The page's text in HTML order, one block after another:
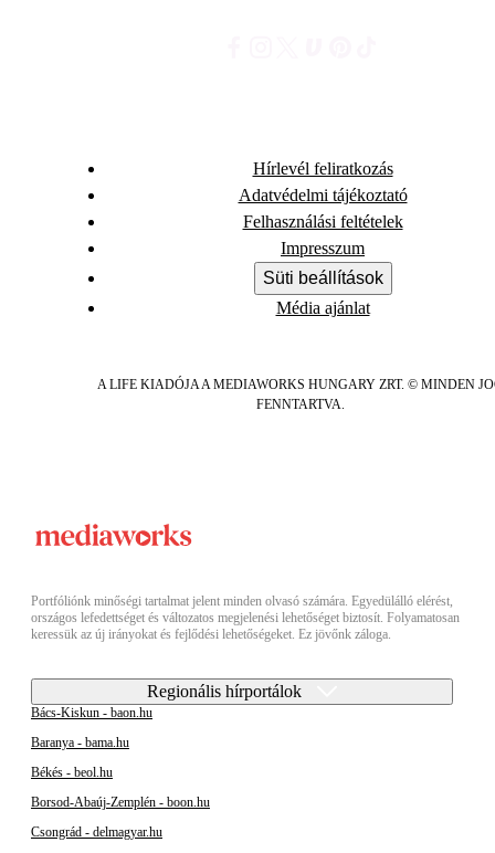
Hírlevél feliratkozás
Adatvédelmi tájékoztató
Felhasználási feltételek
Impresszum
Süti beállítások
Média ajánlat
A LIFE KIADÓJA A MEDIAWORKS HUNGARY ZRT. © MINDEN
FENNTARTVA.
Portfóliónk minőségi tartalmat jelent minden olvasó számára. Egyedülálló elérést,
országos lefedettséget és változatos megjelenési lehetőséget biztosít. Folyamatosan
keressük az új irányokat és fejlődési lehetőségeket. Ez jövőnk záloga.
Regionális hírportálok
Bács-Kiskun - baon.hu
Baranya - bama.hu
Békés - beol.hu
Borsod-Abaúj-Zemplén - boon.hu
Csongrád - delmagyar.hu